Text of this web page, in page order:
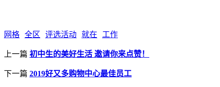
网格 全区 评选活动 就在 工作
上一篇 初中生的美好生活 邀请你来点赞！
下一篇 2019好又多购物中心最佳员工